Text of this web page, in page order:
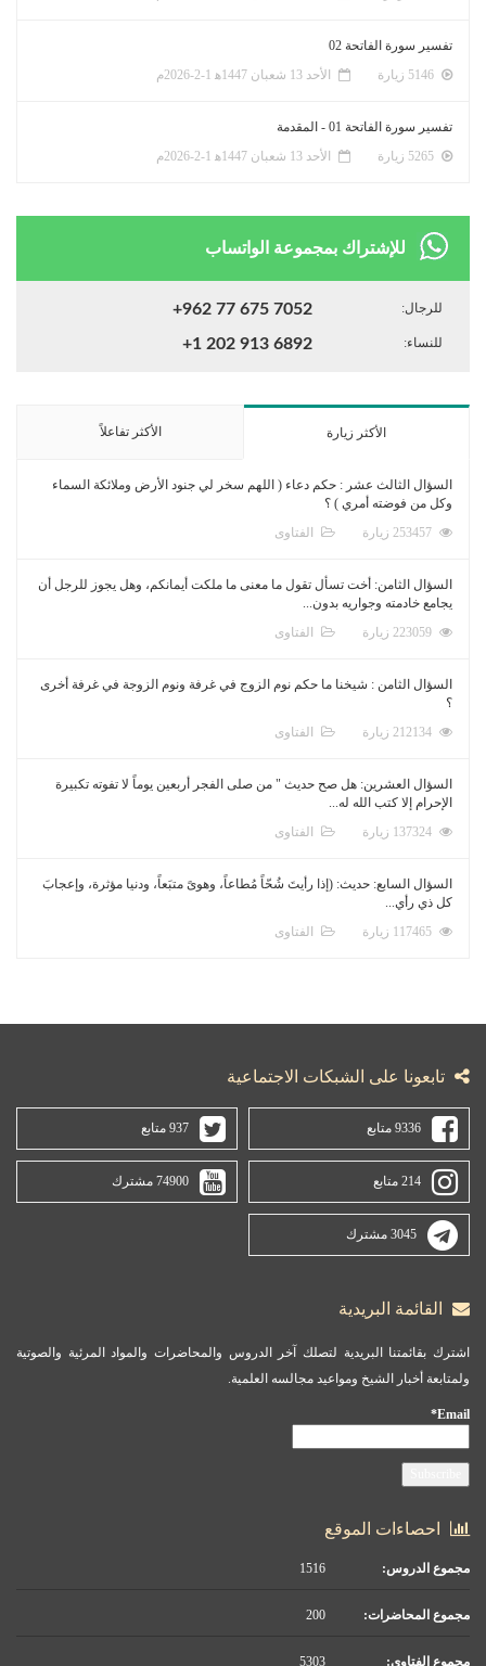
تفسير سورة الفاتحة 02
الأحد 13 شعبان 1447ﻫ 1-2-2026م
تفسير سورة الفاتحة 01 - المقدمة
الأحد 13 شعبان 1447ﻫ 1-2-2026م
للإشتراك بمجموعة الواتساب
للرجال: +962 77 675 7052
للنساء: +1 202 913 6892
الأكثر زيارة الأكثر تفاعلاً
السؤال الثالث عشر : حكم دعاء ( اللهم سخر لي جنود الأرض وملائكة السماء
وكل من فوضته أمري ) ؟
الفتاوى
السؤال الثامن: أخت تسأل تقول ما معنى ما ملكت أيمانكم، وهل يجوز للرجل أن
يجامع خادمته وجواريه بدون...
الفتاوى
السؤال الثامن : شيخنا ما حكم نوم الزوج في غرفة ونوم الزوجة في غرفة أخرى
؟
الفتاوى
السؤال العشرين: هل صح حديث " من صلى الفجر أربعين يوماً لا تفوته تكبيرة
الإحرام إلا كتب الله له...
الفتاوى
السؤال السابع: حديث: (إذا رأيتَ شُحّاً مُطاعاً، وهوىً متبَعاً، ودنيا مؤثرة، وإعجابَ
كل ذي رأي...
الفتاوى
تابعونا على الشبكات الاجتماعية
9336 متابع 937 متابع
214 متابع 74900 مشترك
3045 مشترك
القائمة البريدية
اشترك بقائمتنا البريدية لتصلك آخر الدروس والمحاضرات والمواد المرئية والصوتية
ولمتابعة أخبار الشيخ ومواعيد مجالسه العلمية.
Email*
احصاءات الموقع
مجموع الدروس:
مجموع المحاضرات:
مجموع الفتاوى: